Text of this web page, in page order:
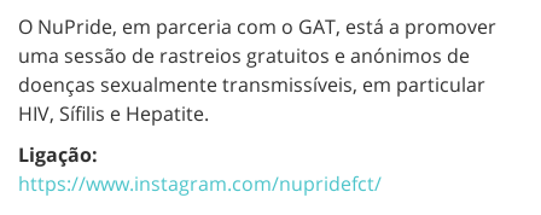
O NuPride, em parceria com o GAT, está a promover
uma sessão de rastreios gratuitos e anónimos de
doenças sexualmente transmissíveis, em particular
HIV, Sífilis e Hepatite.
Ligação:
https://www.instagram.com/nupridefct/